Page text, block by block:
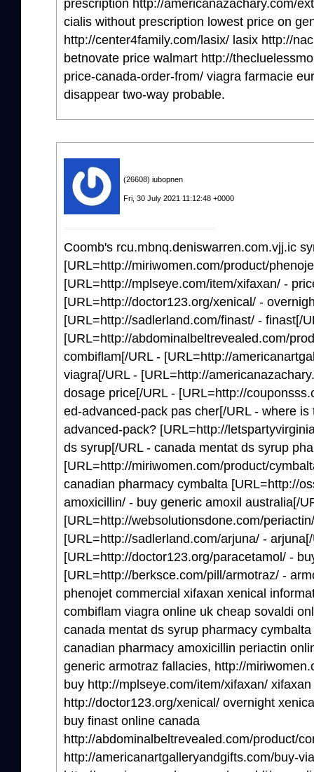
prescription http://americanazachary.com/
cialis without prescription lowest price on
http://center4family.com/lasix/ lasix http://
betnovate price walmart http://
price-canada-order-from/ viagra farmacie
disappear two-way probable.
(26608) iubopnen
Fri, 30 July 2021 11:12:48 +0000
Coomb's rcu.mbnq.deniswarren.com.vjj.ic
[URL=http://miriwomen.com/product/
[URL=http://mplseye.com/item/xifaxan/ -
[URL=http://doctor123.org/xenical/ -
[URL=http://sadlerland.com/finast/ - finast[/
[URL=http://abdominalbeltrevealed.com/
combiflam[/URL - [URL=http://
viagra[/URL - [URL=http://
dosage price[/URL - [URL=http://
ed-advanced-pack pas cher[/URL - where
advanced-pack? [URL=http://
ds syrup[/URL - canada mentat ds syrup
[URL=http://miriwomen.com/product/
canadian pharmacy cymbalta [URL=http://
amoxicillin/ - buy generic amoxil australia[/
[URL=http://websolutionsdone.com/
[URL=http://sadlerland.com/arjuna/ -
[URL=http://doctor123.org/paracetamol/ -
[URL=http://berksce.com/pill/armotraz/ -
phenojet commercial xifaxan xenical
combiflam viagra online uk cheap sovaldi
canada mentat ds syrup pharmacy
canadian pharmacy amoxicillin periactin
generic armotraz fallacies, http://
buy http://mplseye.com/item/xifaxan/
http://doctor123.org/xenical/ overnight
buy finast online canada
http://abdominalbeltrevealed.com/product/
http://americanartgalleryandgifts.com/buy-